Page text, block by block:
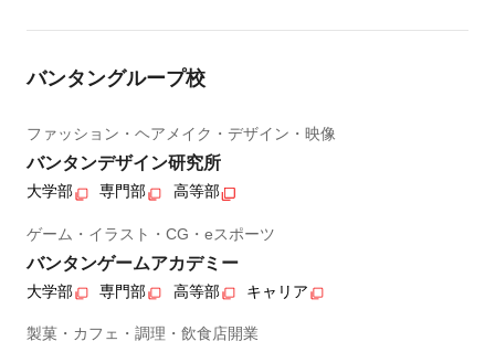
バンタングループ校
ファッション・ヘアメイク・デザイン・映像
バンタンデザイン研究所
大学部 専門部 高等部
ゲーム・イラスト・CG・eスポーツ
バンタンゲームアカデミー
大学部 専門部 高等部 キャリア
製菓・カフェ・調理・飲食店開業